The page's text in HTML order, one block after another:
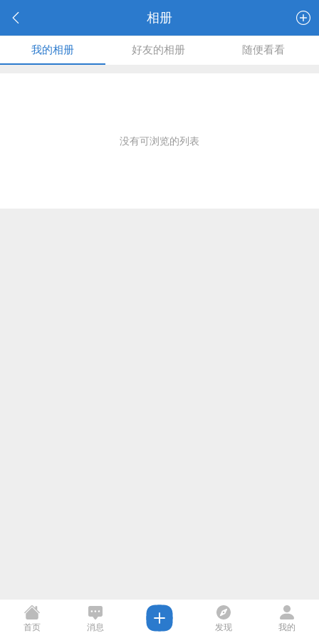
相册
我的相册 好友的相册 随便看看
没有可浏览的列表
首页 消息 发现 我的